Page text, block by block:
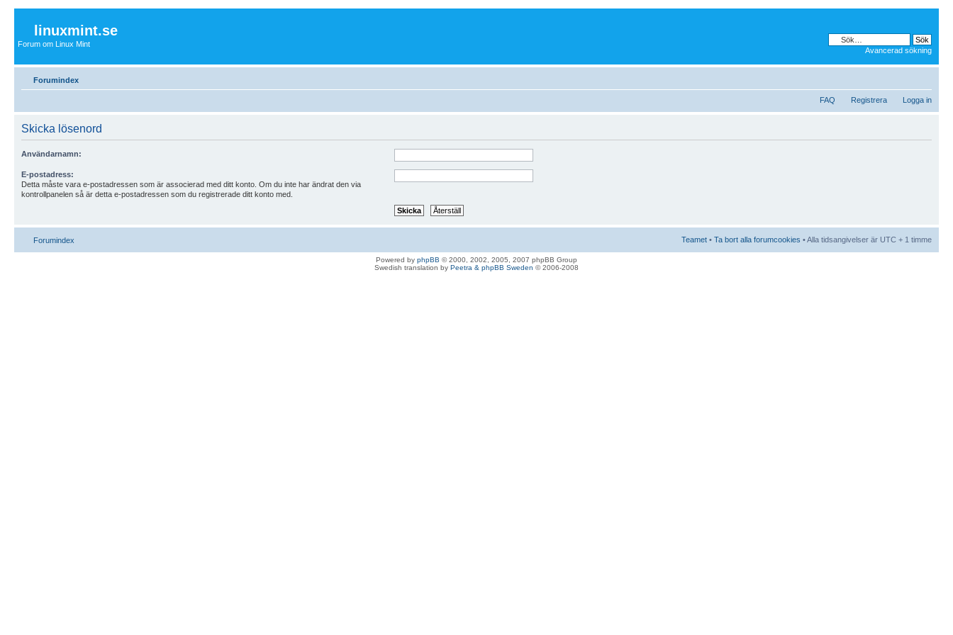
linuxmint.se
Forum om Linux Mint
Avancerad sökning
Forumindex
FAQ Registrera Logga in
Skicka lösenord
Användarnamn:
E-postadress:
Detta måste vara e-postadressen som är associerad med ditt konto. Om du inte har ändrat den via
kontrollpanelen så är detta e-postadressen som du registrerade ditt konto med.
Forumindex Teamet • Ta bort alla forumcookies • Alla tidsangivelser är UTC + 1 timme
Powered by phpBB © 2000, 2002, 2005, 2007 phpBB Group
Swedish translation by Peetra & phpBB Sweden © 2006-2008